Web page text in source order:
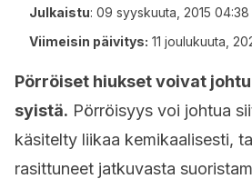
Julkaistu: 09 syyskuuta, 2015 04:38
Viimeisin päivitys: 11 joulukuuta,
Pörröiset hiukset voivat
syistä. Pörröisyys voi johtua
käsitelty liikaa kemikaalisesti,
rasittuneet jatkuvasta